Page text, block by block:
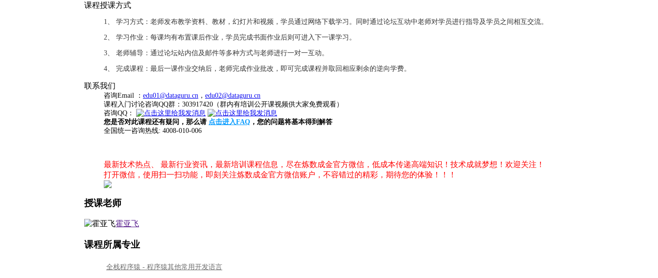
课程授课方式
1、 学习方式：老师发布教学资料、教材，幻灯片和视频，学员通过网络下载学习。同时通过论坛互动中老师对学员进行指导及学员之间相互交流。
2、 学习作业：每课均有布置课后作业，学员完成书面作业后则可进入下一课学习。
3、 老师辅导：通过论坛站内信及邮件等多种方式与老师进行一对一互动。
4、 完成课程：最后一课作业交纳后，老师完成作业批改，即可完成课程并取回相应剩余的逆向学费。
联系我们
咨询Email ： edu01@dataguru.cn ， edu02@dataguru.cn
课程入门讨论咨询QQ群：303917420（群内有培训公开课视频供大家免费观看）
咨询QQ：
您是否对此课程还有疑问，那么请 点击进入FAQ ，您的问题将基本得到解答
全国统一咨询热线: 4008-010-006
最新技术热点、 最新行业资讯，最新培训课程信息，尽在炼数成金官方微信，低成本传递高端知识！技术成就梦想！欢迎关注！
打开微信，使用扫一扫功能，即刻关注炼数成金官方微信账户，不容错过的精彩，期待您的体验！！！
授课老师
霍亚飞
课程所属专业
全栈程序猿 - 程序猿其他常用开发语言